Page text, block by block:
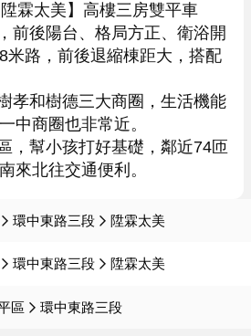
霖太美】高樓三房雙平車
前後陽台、格局方正、衛浴開
米路，前後退縮棟距大，搭配
孝和樹德三大商圈，生活機能
中商圈也非常近。
，幫小孩打好基礎，鄰近74匝
環中東路三段 陞霖太美
環中東路三段 陞霖太美
區 環中東路三段